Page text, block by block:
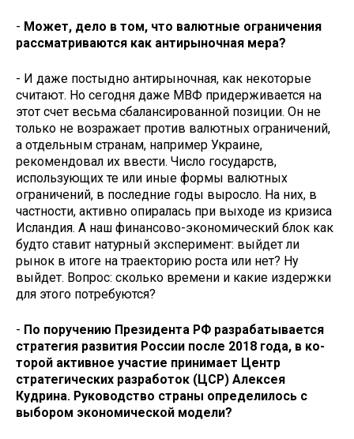
- Может, дело в том, что валют­ные ограничения
рассматриваются как антирыночная мера?
- И даже постыдно антирыночная, как некоторые
считают. Но сегодня даже МВФ придерживается на
этот счет весьма сбалансированной по­зиции. Он не
только не возражает против валютных ограничений,
а отдельным странам, например Укра­ине,
рекомендовал их ввести. Число государств,
использующих те или иные формы валютных
ограничений, в последние годы выросло. На них, в
частности, активно опиралась при выходе из кризиса
Исландия. А наш финансово-экономический блок как
будто ставит натурный эксперимент: выйдет ли
рынок в итоге на траек­торию роста или нет? Ну
выйдет. Вопрос: сколько времени и какие из­держки
для этого потребуются?
- По поручению Президента РФ разрабатывается
стратегия разви­тия России после 2018 года, в ко­
торой активное участие принимает Центр
стратегических разработок (ЦСР) Алексея
Кудрина. Руковод­ство страны определилось с
выбо­ром экономической модели?